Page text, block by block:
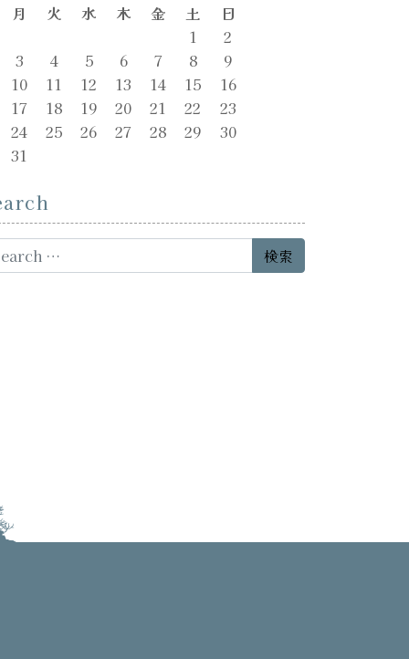
月
火 水 木 金 土
日
1
2
3
4 5 6 7 8
9
10
11 12 13 14 15
16
17
18 19 20 21 22
23
24
25 26 27 28 29
30
31
for: